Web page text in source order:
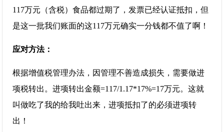
117万元（含税）食品都过期了，发票已经认证抵扣，但
是这一批我们账面的这117万元确实一分钱都不值了啊！
应对方法：
根据增值税管理办法，因管理不善造成损失，需要做进
项税转出。进项转出金额=117/1.17*17%=17万元。这就
叫做吃了我的给我吐出来，进项抵扣了的必须进项转
出！